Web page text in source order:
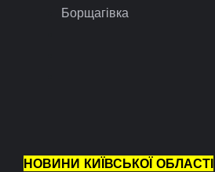
Борщагівка
НОВИНИ КИЇВСЬКОЇ ОБЛАСТІ